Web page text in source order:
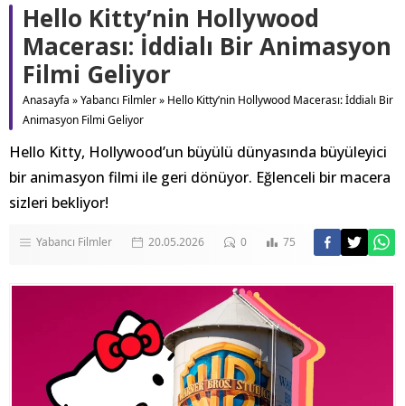
Hello Kitty’nin Hollywood
Macerası: İddialı Bir Animasyon
Filmi Geliyor
Anasayfa »Yabancı Filmler» Hello Kitty’nin Hollywood Macerası: İddialı Bir
Animasyon Filmi Geliyor
Hello Kitty, Hollywood’un büyülü dünyasında büyüleyici
bir animasyon filmi ile geri dönüyor. Eğlenceli bir macera
sizleri bekliyor!
Yabancı Filmler 20.05.2026 0 75